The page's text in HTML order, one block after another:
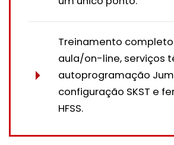
Treinamento
aula/on-line, serviços
autoprogramação
configuração SKST e
HFSS.